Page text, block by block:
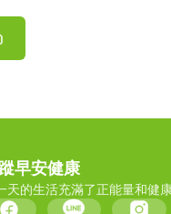
早安健康
天的生活充滿了正能量和健